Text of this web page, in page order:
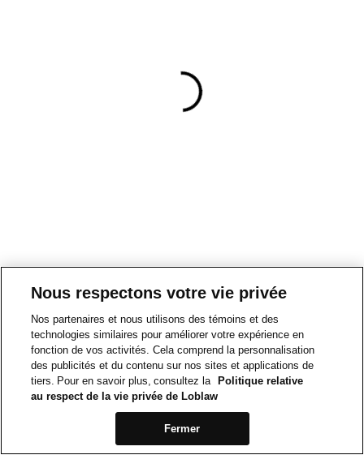
Nous respectons votre vie privée
Nos partenaires et nous utilisons des témoins et des
technologies similaires pour améliorer votre expérience en
fonction de vos activités. Cela comprend la personnalisation
des publicités et du contenu sur nos sites et applications de
tiers. Pour en savoir plus, consultez la
Politique relative
au respect de la vie privée de Loblaw
Fermer